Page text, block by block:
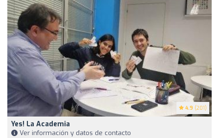
4.9 (201)
Yes! La Academia
Ver información y datos de contacto